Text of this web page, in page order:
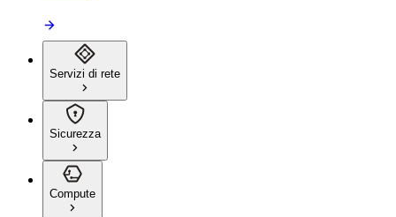
Servizi di rete
Sicurezza
Compute